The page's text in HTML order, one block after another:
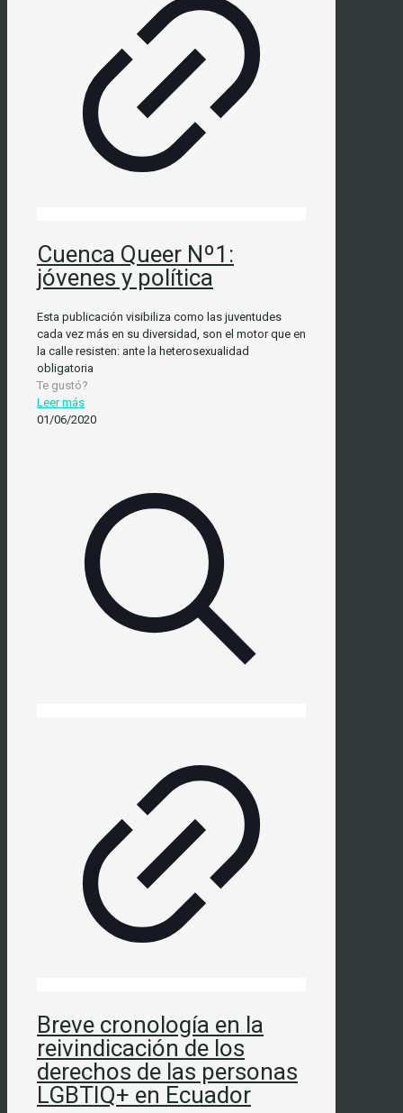
Cuenca Queer Nº1:
jóvenes y política
Esta publicación visibiliza como las juventudes
cada vez más en su diversidad, son el motor que en
la calle resisten: ante la heterosexualidad
obligatoria
Te gustó?
Leer más
01/06/2020
Breve cronología en la
reivindicación de los
derechos de las personas
LGBTIQ+ en Ecuador